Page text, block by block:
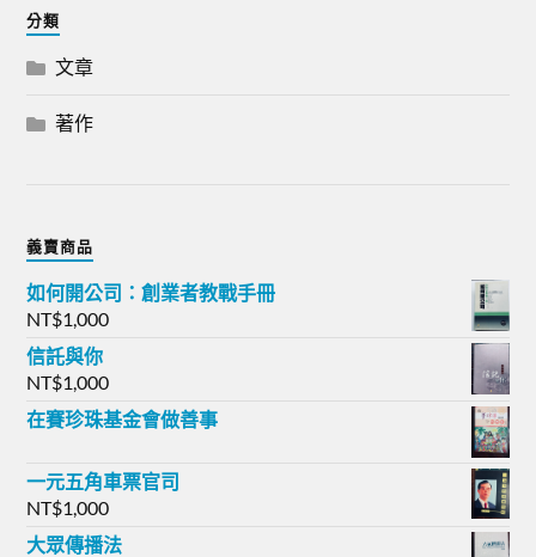
分類
文章
著作
義賣商品
如何開公司：創業者教戰手冊
NT$1,000
信託與你
NT$1,000
在賽珍珠基金會做善事
一元五角車票官司
NT$1,000
大眾傳播法